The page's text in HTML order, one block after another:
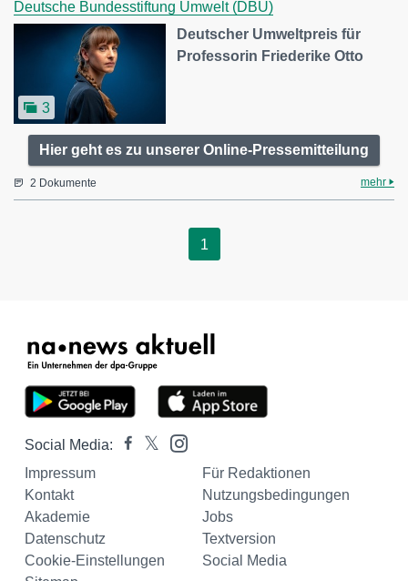
Deutsche Bundesstiftung Umwelt (DBU)
3
Deutscher Umweltpreis für
Professorin Friederike Otto
Hier geht es zu unserer Online-Pressemitteilung
2 Dokumente mehr
1
Social Media:
Impressum
Für Redaktionen
Kontakt
Nutzungsbedingungen
Akademie
Jobs
Datenschutz
Textversion
Cookie-Einstellungen
Social Media